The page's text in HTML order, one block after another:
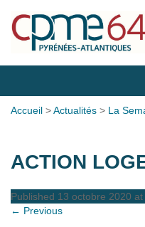
Accueil >Actualités > La
ACTION
Published 13 octobre 2020 at
← Previous